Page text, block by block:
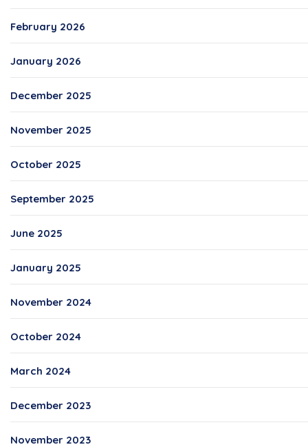
February 2026
January 2026
December 2025
November 2025
October 2025
September 2025
June 2025
January 2025
November 2024
October 2024
March 2024
December 2023
November 2023